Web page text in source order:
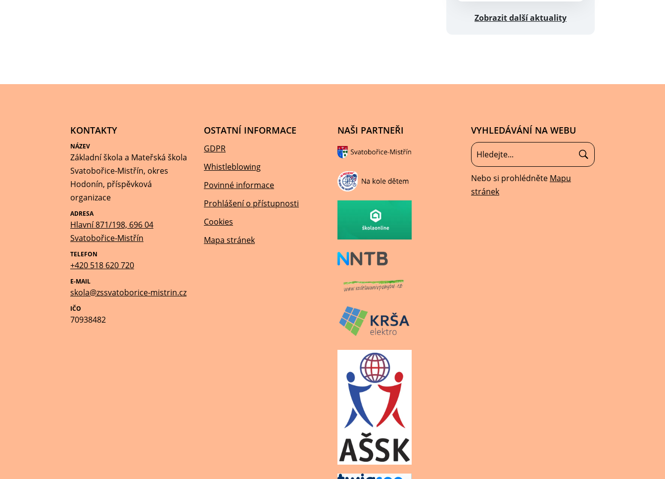
Zobrazit další aktuality
KONTAKTY
NÁZEV
Základní škola a Mateřská škola
Svatobořice-Mistřín, okres
Hodonín, příspěvková
organizace
ADRESA
Hlavní 871/198, 696 04
Svatobořice-Mistřín
TELEFON
+420 518 620 720
E-MAIL
skola@zssvatoborice-mistrin.cz
IČO
70938482
OSTATNÍ INFORMACE
GDPR
Whistleblowing
Povinné informace
Prohlášení o přístupnosti
Cookies
Mapa stránek
NAŠI PARTNEŘI VYHLEDÁVÁNÍ NA WEBU
Nebo si prohlédněte Mapu
stránek